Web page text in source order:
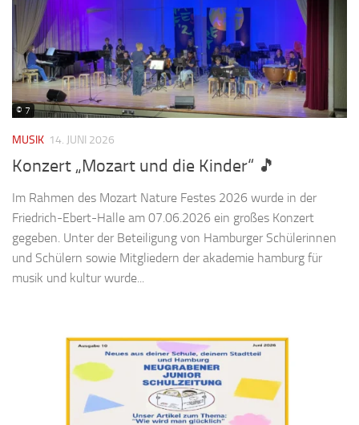
© 7
MUSIK 14. JUNI 2026
Konzert „Mozart und die Kinder“ 🎵
Im Rahmen des Mozart Nature Festes 2026 wurde in der
Friedrich-Ebert-Halle am 07.06.2026 ein großes Konzert
gegeben. Unter der Beteiligung von Hamburger Schülerinnen
und Schülern sowie Mitgliedern der akademie hamburg für
musik und kultur wurde...